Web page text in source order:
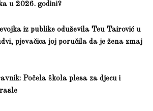
u 2026. godini?
iz publike oduševila Teu Tairović u
pjevačica joj poručila da je žena zmaj
Počela škola plesa za djecu i